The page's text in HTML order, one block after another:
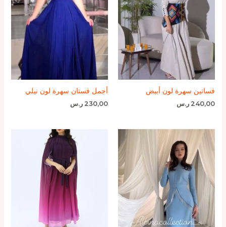
فساتين سهرة لون أبيض
240,00 ر.س
أجمل فستان سهرة لون نيلي
230,00 ر.س